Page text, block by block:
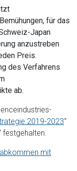
für das
Japan
anzustreben
Preis.
des Verfahrens
ab.
2019-2023“
festgehalten.
mit